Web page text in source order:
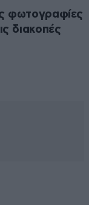
φωτογραφίες
διακοπές